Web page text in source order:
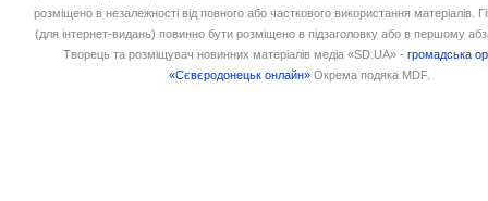
розміщено в незалежності від повного або часткового використання матеріалів.
(для інтернет-видань) повинно бути розміщено в підзаголовку або в першому
Творець та розміщувач новинних матеріалів медіа «SD.UA» -громадська
«Сєвєродонецьк онлайн» Окрема подяка MDF.